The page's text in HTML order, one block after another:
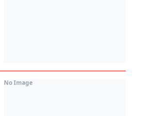
No Image